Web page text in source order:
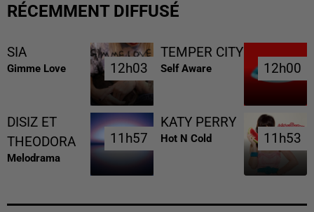
RÉCEMMENT DIFFUSÉ
SIA
Gimme Love 12h03
12h03
TEMPER CITY
Self Aware 12h00
12h00
DISIZ ET
THEODORA
Melodrama
11h57
11h57
KATY PERRY
Hot N Cold 11h53
11h53